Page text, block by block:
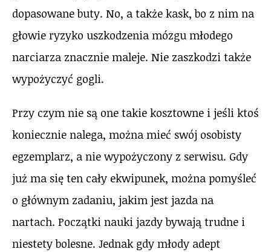
dopasowane buty. No, a także kask, bo z nim na
głowie ryzyko uszkodzenia mózgu młodego
narciarza znacznie maleje. Nie zaszkodzi także
wypożyczyć gogli.
Przy czym nie są one takie kosztowne i jeśli ktoś
koniecznie nalega, można mieć swój osobisty
egzemplarz, a nie wypożyczony z serwisu. Gdy
już ma się ten cały ekwipunek, można pomyśleć
o głównym zadaniu, jakim jest jazda na
nartach. Początki nauki jazdy bywają trudne i
niestety bolesne. Jednak gdy młody adept